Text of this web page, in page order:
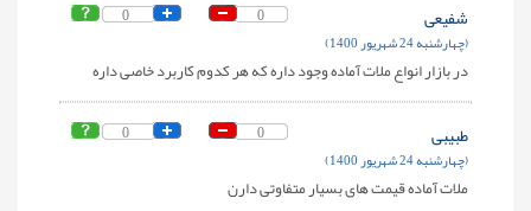
0 0 شفیعی
(چهارشنبه 24 شهریور 1400)
در بازار انواع ملات آماده وجود داره که هر کدوم کاربرد خاصی داره
0 0 طبیبی
(چهارشنبه 24 شهریور 1400)
ملات آماده قیمت های بسیار متفاوتی دارن